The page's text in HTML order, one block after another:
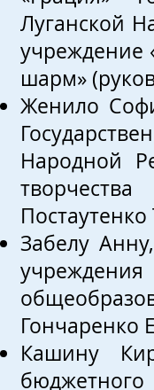
Луганской
учреждение
шарм»
Женило
Народной
Постаутенко
Забелу
Гончаренко
Кашину